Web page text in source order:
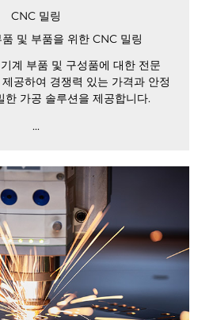
CNC 밀링
및 부품을 위한 CNC 밀링
계 부품 및 구성품에 대한 전문
공하여 경쟁력 있는 가격과 안정
한 가공 솔루션을 제공합니다.
...